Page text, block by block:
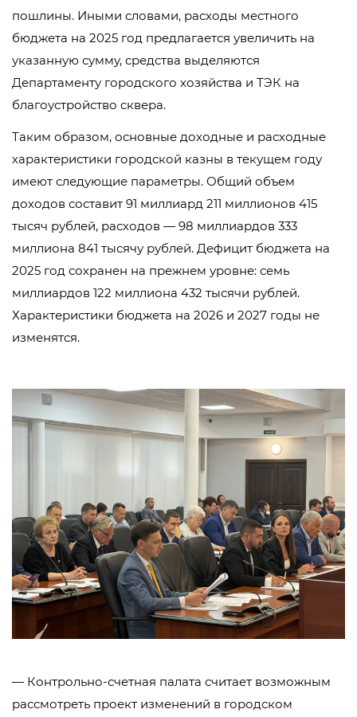
пошлины. Иными словами, расходы местного
бюджета на 2025 год предлагается увеличить на
указанную сумму, средства выделяются
Департаменту городского хозяйства и ТЭК на
благоустройство сквера.
Таким образом, основные доходные и расходные
характеристики городской казны в текущем году
имеют следующие параметры. Общий объем
доходов составит 91 миллиард 211 миллионов 415
тысяч рублей, расходов — 98 миллиардов 333
миллиона 841 тысячу рублей. Дефицит бюджета на
2025 год сохранен на прежнем уровне: семь
миллиардов 122 миллиона 432 тысячи рублей.
Характеристики бюджета на 2026 и 2027 годы не
изменятся.
— Контрольно-счетная палата считает возможным
рассмотреть проект изменений в городском